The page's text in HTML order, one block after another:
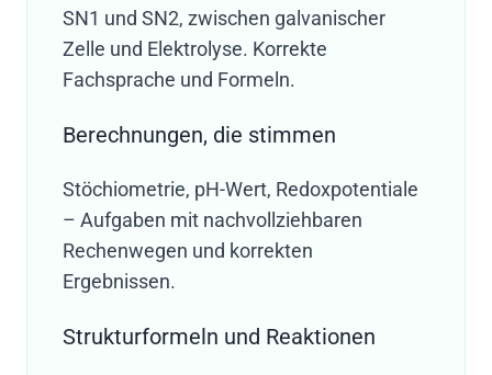
SN1 und SN2, zwischen galvanischer
Zelle und Elektrolyse. Korrekte
Fachsprache und Formeln.
Berechnungen, die stimmen
Stöchiometrie, pH-Wert, Redoxpotentiale
– Aufgaben mit nachvollziehbaren
Rechenwegen und korrekten
Ergebnissen.
Strukturformeln und Reaktionen